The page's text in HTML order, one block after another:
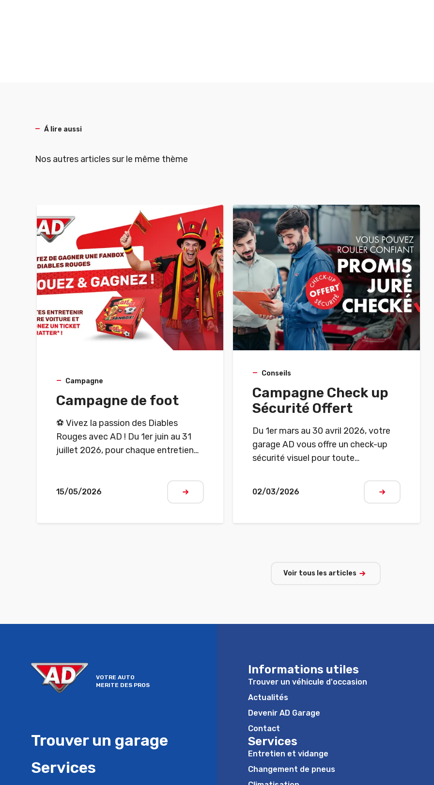
Á lire aussi
Nos autres articles sur le même thème
Campagne
Campagne de foot
⚽ Vivez la passion des Diables
Rouges avec AD ! Du 1er juin au 31
juillet 2026, pour chaque entretien
gratter gratuit. Tentez de gagner de
nombreux cadeaux immédiats,
15/05/2026
Lire plus
Conseils
Campagne Check up
Sécurité Offert
Du 1er mars au 30 avril 2026, votre
garage AD vous offre un check-up
sécurité visuel pour toute
contrôle simple des points
essentiels de votre véhicule : pneus,
glaces… Un geste pour votre
02/03/2026
Lire plus
Voir tous les articles
VOTRE AUTO
MERITE DES PROS
Trouver un garage
Services
Informations utiles
Trouver un véhicule d'occasion
Actualités
Devenir AD Garage
Contact
Services
Entretien et vidange
Changement de pneus